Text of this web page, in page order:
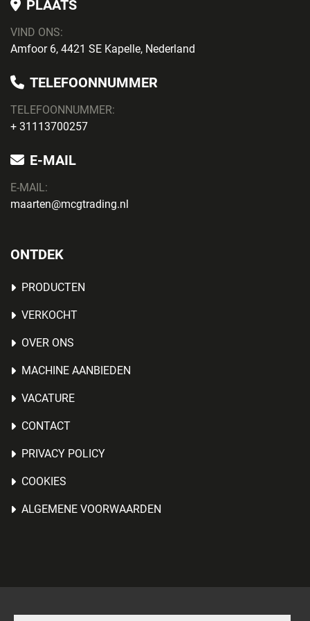
PLAATS
VIND ONS:
Amfoor 6, 4421 SE Kapelle, Nederland
TELEFOONNUMMER
TELEFOONNUMMER:
+ 31113700257
E-MAIL
E-MAIL:
maarten@mcgtrading.nl
ONTDEK
PRODUCTEN
VERKOCHT
OVER ONS
MACHINE AANBIEDEN
VACATURE
CONTACT
PRIVACY POLICY
COOKIES
ALGEMENE VOORWAARDEN